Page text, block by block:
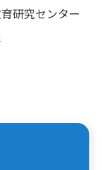
研究センター